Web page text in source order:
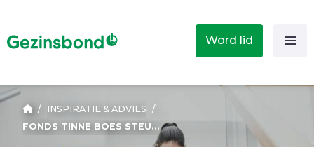
Word lid
/ INSPIRATIE & ADVIES /
FONDS TINNE BOES STEUNT JONGEREN DIE STUDIES NIET KUNNEN BETALEN